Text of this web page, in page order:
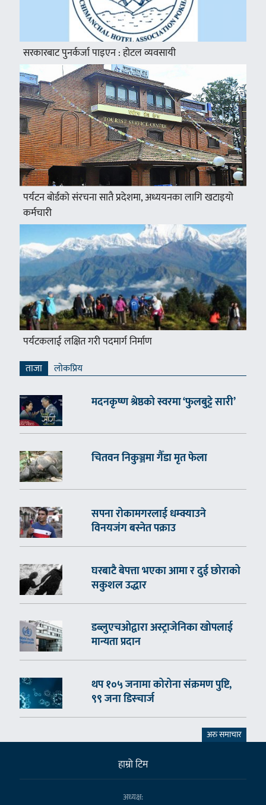
सरकारबाट पुनर्कर्जा पाइएन : होटल व्यवसायी
पर्यटन बोर्डको संरचना सातै प्रदेशमा, अध्ययनका लागि खटाइयो
कर्मचारी
पर्यटकलाई लक्षित गरी पदमार्ग निर्माण
ताजा लाेकप्रिय
मदनकृष्ण श्रेष्ठको स्वरमा ‘फुलबुट्टे सारी’
चितवन निकुञ्जमा गैँडा मृत फेला
सपना रोकामगरलाई धम्क्याउने
विनयजंग बस्नेत पक्राउ
घरबाटै बेपत्ता भएका आमा र दुई छोराको
सकुशल उद्धार
डब्लुएचओद्वारा अस्ट्राजेनिका खोपलाई
मान्यता प्रदान
थप १०५ जनामा कोरोना संक्रमण पुष्टि,
९९ जना डिस्चार्ज
अरु समाचार
हाम्राे टिम
अध्यक्ष: